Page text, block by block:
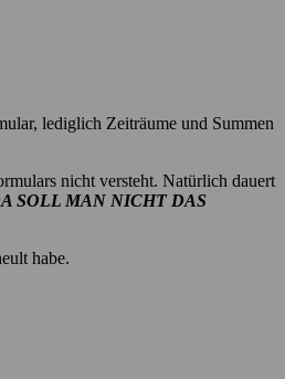
lediglich Zeiträume und Summen
nicht versteht. Natürlich dauert
SOLL MAN NICHT DAS
habe.